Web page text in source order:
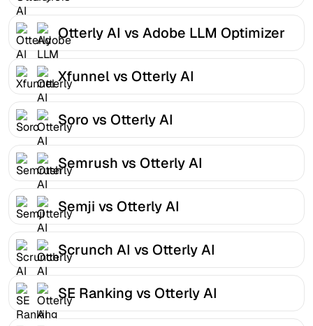
Otterly AI vs Adobe LLM Optimizer
Xfunnel vs Otterly AI
Soro vs Otterly AI
Semrush vs Otterly AI
Semji vs Otterly AI
Scrunch AI vs Otterly AI
SE Ranking vs Otterly AI